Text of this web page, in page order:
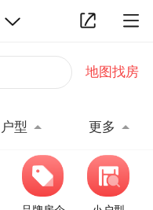
地图找房
户型 更多